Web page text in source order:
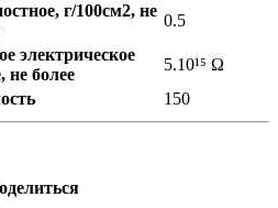
г/100см2, не
0.5
электрическое
не более
5.10¹⁵ Ω
150